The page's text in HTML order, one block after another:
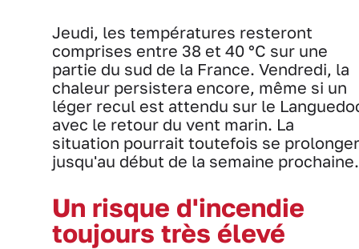
Jeudi, les températures resteront
comprises entre 38 et 40 °C sur une
partie du sud de la France. Vendredi, la
chaleur persistera encore, même si un
léger recul est attendu sur le
avec le retour du vent marin. La
situation pourrait toutefois se prolonger
jusqu'au début de la semaine prochaine.
Un risque d'incendie
toujours très élevé